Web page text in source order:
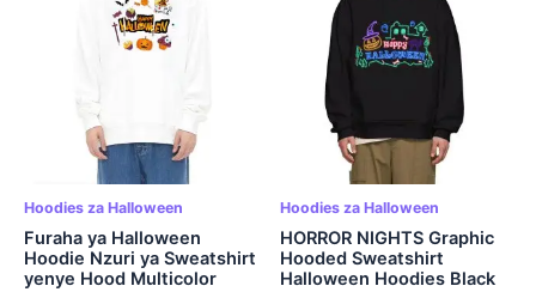
Hoodies za Halloween
Furaha ya Halloween
Hoodie Nzuri ya Sweatshirt
yenye Hood Multicolor
Hoodies za Halloween
HORROR NIGHTS Graphic
Hooded Sweatshirt
Halloween Hoodies Black